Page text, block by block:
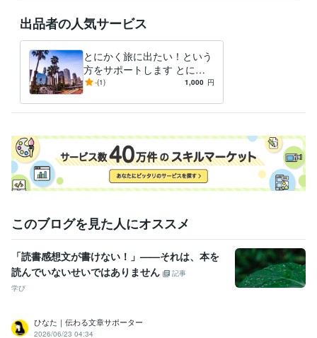
出品者の人気サービス
とにかく旅に出たい！という
方をサポートします とにか
く旅が好き！でも旅貯金に疲
-(1) 1,000 円
このブログを見た人にオススメ
「読書感想文が書けない！」——それは、本を
読んでいないせいではありません
記事
学び
ひなた｜伝わる文章サポーター
2026/06/23 04:34